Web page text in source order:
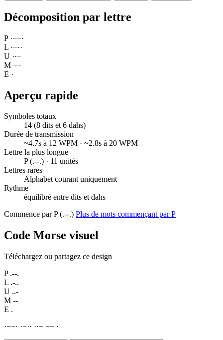
Décomposition par lettre
P ·−−·
L ·−··
U ··−
M −−
E ·
Aperçu rapide
Symboles totaux
14 (8 dits et 6 dahs)
Durée de transmission
~4.7s à 12 WPM · ~2.8s à 20 WPM
Lettre la plus longue
P (.--.) · 11 unités
Lettres rares
Alphabet courant uniquement
Rythme
équilibré entre dits et dahs
Commence par P (.--.) Plus de mots commençant par P
Code Morse visuel
Téléchargez ou partagez ce design
P .--.
L .-..
U ..-
M --
E .
·−−· ·−·· ··− −− ·